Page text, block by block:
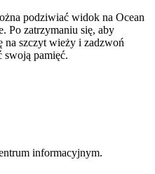
podziwiać widok na Ocean
Po zatrzymaniu się, aby
na szczyt wieży i zadzwoń
swoją pamięć.
informacyjnym.